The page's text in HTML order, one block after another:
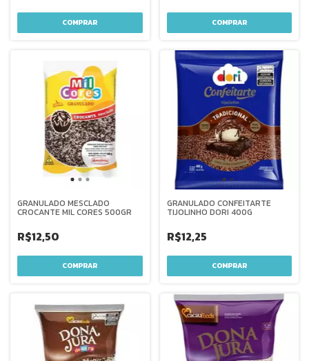
GRANULADO MESCLADO
CROCANTE MIL CORES 500GR
R$12,50
GRANULADO CONFEITARTE
TIJOLINHO DORI 400G
R$12,25